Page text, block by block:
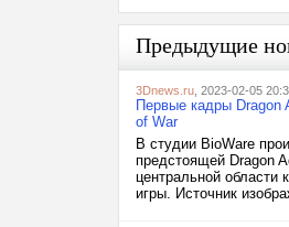
Предыдущие
3Dnews.ru , 2023-02-05
Первые кадры Dragon
of War
В студии BioWare
предстоящей Dragon
центральной области
игры. Источник